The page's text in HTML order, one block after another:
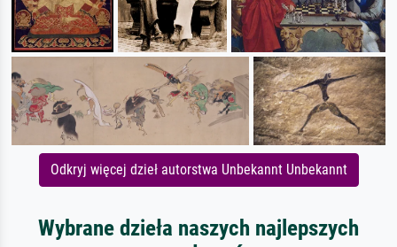
Odkryj więcej dzieł autorstwa Unbekannt Unbekannt
Wybrane dzieła naszych najlepszych